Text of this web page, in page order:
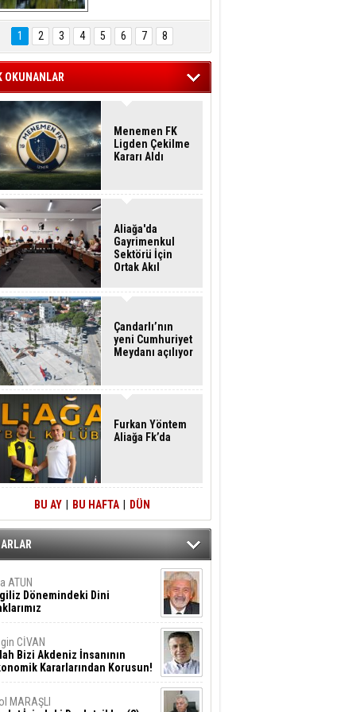
Hasan Eser'in
Objektifinden
1 2 3 4 5 6 7 8
OKUNANLAR
Menemen FK
Ligden Çekilme
Kararı Aldı
Aliağa'da
Gayrimenkul
Sektörü İçin
Ortak Akıl
Çandarlı’nın
yeni Cumhuriyet
Meydanı açılıyor
Furkan Yöntem
Aliağa Fk’da
BU AY BU HAFTA DÜN
ATUN
Dönemindeki Dini
CİVAN
Bizi Akdeniz İnsanının
Kararlarından Korusun!
MARAŞLI